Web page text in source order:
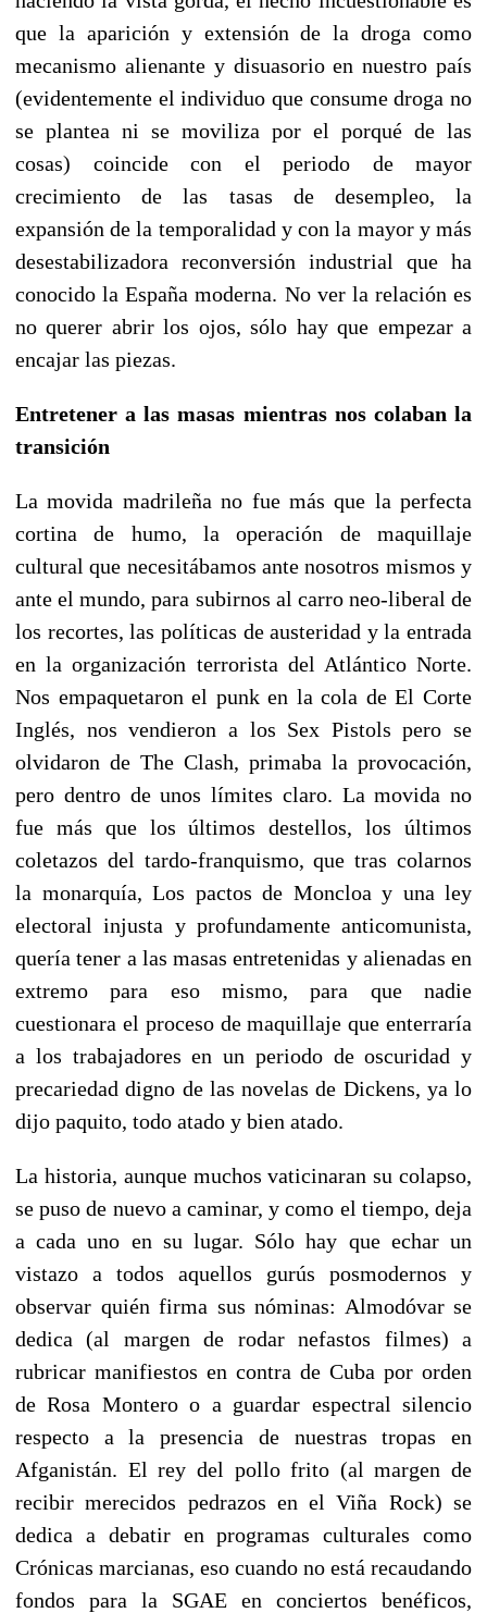
que la aparición y extensión de la droga como
mecanismo alienante y disuasorio en nuestro país
(evidentemente el individuo que consume droga no
se plantea ni se moviliza por el porqué de las
cosas) coincide con el periodo de mayor
crecimiento de las tasas de desempleo, la
expansión de la temporalidad y con la mayor y más
desestabilizadora reconversión industrial que ha
conocido la España moderna. No ver la relación es
no querer abrir los ojos, sólo hay que empezar a
encajar las piezas.
Entretener a las masas mientras nos colaban la
transición
La movida madrileña no fue más que la perfecta
cortina de humo, la operación de maquillaje
cultural que necesitábamos ante nosotros mismos y
ante el mundo, para subirnos al carro neo-liberal de
los recortes, las políticas de austeridad y la entrada
en la organización terrorista del Atlántico Norte.
Nos empaquetaron el punk en la cola de El Corte
Inglés, nos vendieron a los Sex Pistols pero se
olvidaron de The Clash, primaba la provocación,
pero dentro de unos límites claro. La movida no
fue más que los últimos destellos, los últimos
coletazos del tardo-franquismo, que tras colarnos
la monarquía, Los pactos de Moncloa y una ley
electoral injusta y profundamente anticomunista,
quería tener a las masas entretenidas y alienadas en
extremo para eso mismo, para que nadie
cuestionara el proceso de maquillaje que enterraría
a los trabajadores en un periodo de oscuridad y
precariedad digno de las novelas de Dickens, ya lo
dijo paquito, todo atado y bien atado.
La historia, aunque muchos vaticinaran su colapso,
se puso de nuevo a caminar, y como el tiempo, deja
a cada uno en su lugar. Sólo hay que echar un
vistazo a todos aquellos gurús posmodernos y
observar quién firma sus nóminas: Almodóvar se
dedica (al margen de rodar nefastos filmes) a
rubricar manifiestos en contra de Cuba por orden
de Rosa Montero o a guardar espectral silencio
respecto a la presencia de nuestras tropas en
Afganistán. El rey del pollo frito (al margen de
recibir merecidos pedrazos en el Viña Rock) se
dedica a debatir en programas culturales como
Crónicas marcianas, eso cuando no está recaudando
fondos para la SGAE en conciertos benéficos,